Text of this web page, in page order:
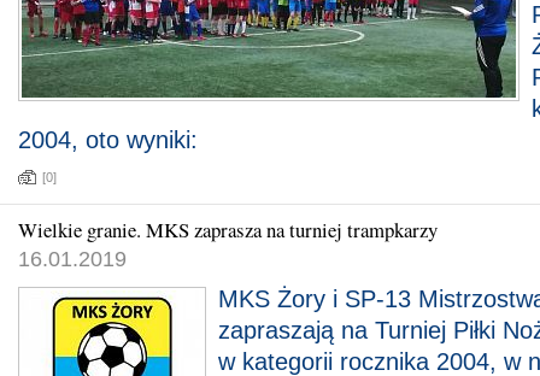
2004, oto wyniki:
[0]
Wielkie granie. MKS zaprasza na turniej trampkarzy
16.01.2019
MKS Żory i SP-13
zapraszają na Turniej Piłki
w kategorii rocznika 2004, w